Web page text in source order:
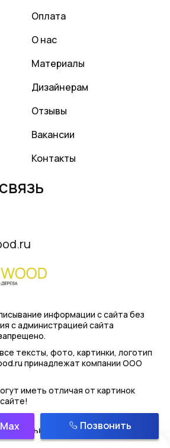
Оплата
О нас
Материалы
Дизайнерам
Отзывы
Вакансии
Контакты
информации с сайта без
с администрацией сайта
тексты, фото, картинки, логотип
принадлежат компании ООО
иметь отличая от картинок
Позвонить